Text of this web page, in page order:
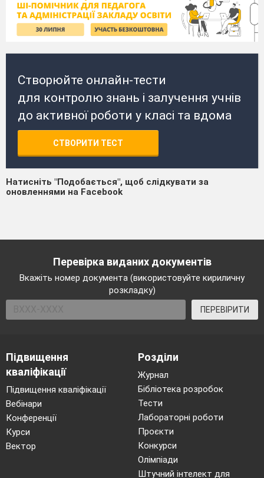
Створюйте онлайн-тести
для контролю знань і залучення учнів
до активної роботи у класі та вдома
СТВОРИТИ ТЕСТ
Натисніть "Подобається", щоб слідкувати за
оновленнями на Facebook
Перевірка виданих документів
Вкажіть номер документа (використовуйте кириличну
розкладку)
ПЕРЕВІРИТИ
Підвищення
кваліфікації
Підвищення кваліфікації
Вебінари
Конференції
Курси
Вектор
Розділи
Журнал
Бібліотека розробок
Тести
Лабораторні роботи
Проєкти
Конкурси
Олімпіади
Штучний інтелект для